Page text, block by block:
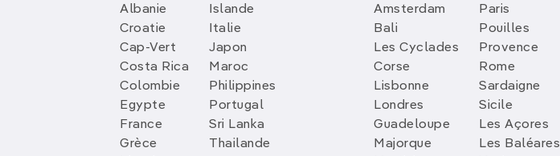
Albanie
Croatie
Cap-Vert
Costa Rica
Colombie
Egypte
France
Grèce
Islande
Italie
Japon
Maroc
Philippines
Portugal
Sri Lanka
Thailande
Amsterdam
Bali
Les Cyclades
Corse
Lisbonne
Londres
Guadeloupe
Majorque
Paris
Pouilles
Provence
Rome
Sardaigne
Sicile
Les Açores
Les Baléares